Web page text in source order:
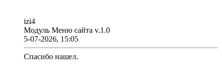
izi4
Модуль Меню сайта v.1.0
5-07-2026, 15:05
Спасибо нашел.